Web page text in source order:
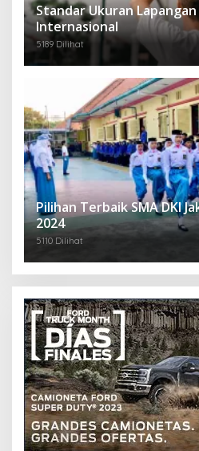
Standar Ukuran
Internasional
5189 Dilihat
Pilihan Terbaik SMA DKI
2024
5110 Dilihat